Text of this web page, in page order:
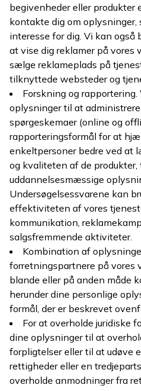
begivenheder eller produkter
kontakte dig om
interesse for dig. Vi kan også
at vise dig reklamer på vores
sælge reklameplads på
tilknyttede websteder og
Forskning og rapportering.
oplysninger til at
spørgeskemaer (online og
rapporteringsformål for at
enkeltpersoner bedre ved at
og kvaliteten af de produkter,
uddannelsesmæssige
Undersøgelsessvarene kan
effektiviteten af vores
kommunikation,
salgsfremmende aktiviteter.
Kombination af
forretningspartnere på vores
blande eller på anden måde
herunder dine personlige
formål, der er beskrevet
For at overholde juridiske
dine oplysninger til at
forpligtelser eller til at udøve
rettigheder eller en
overholde anmodninger fra